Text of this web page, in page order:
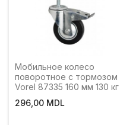
Мобильное колесо
поворотное с тормозом
Vorel 87335 160 мм 130 кг
296,00 MDL